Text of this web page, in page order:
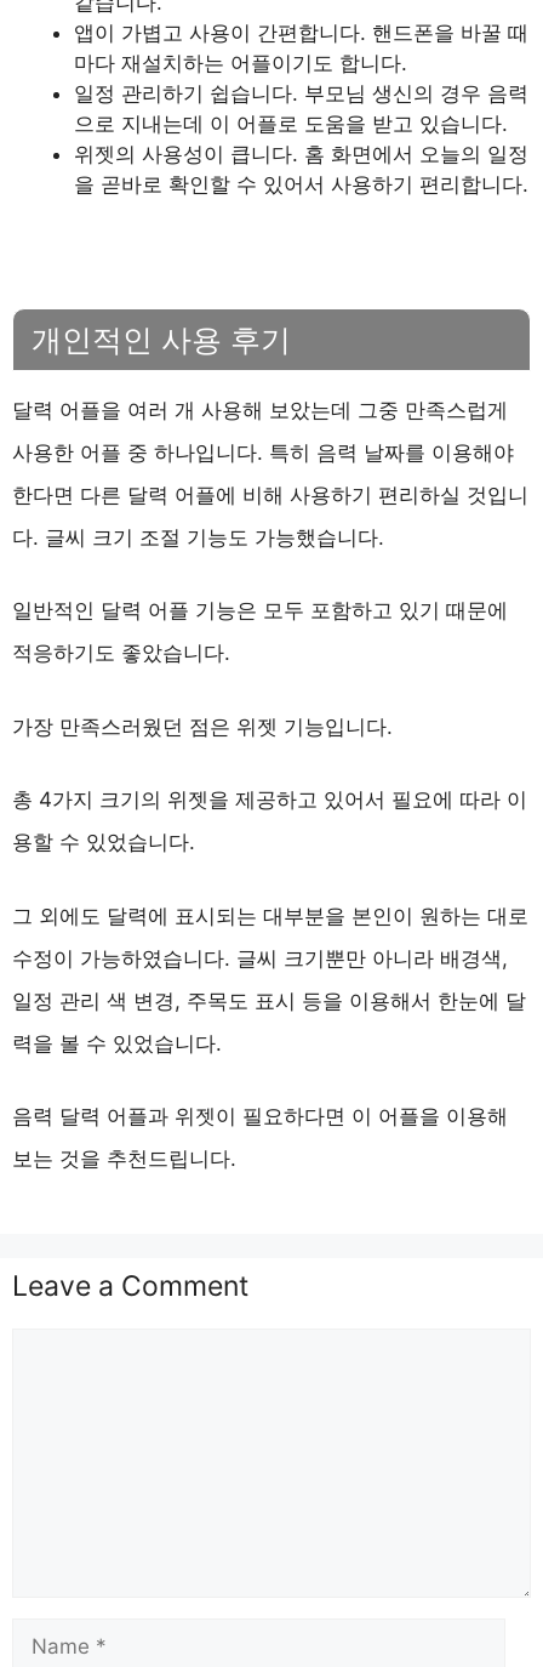
앱이 가볍고 사용이 간편합니다. 핸드폰을 바꿀 때
마다 재설치하는 어플이기도 합니다.
일정 관리하기 쉽습니다. 부모님 생신의 경우 음력
으로 지내는데 이 어플로 도움을 받고 있습니다.
위젯의 사용성이 큽니다. 홈 화면에서 오늘의 일정
을 곧바로 확인할 수 있어서 사용하기 편리합니다.
개인적인 사용 후기
달력 어플을 여러 개 사용해 보았는데 그중 만족스럽게
사용한 어플 중 하나입니다. 특히 음력 날짜를 이용해야
한다면 다른 달력 어플에 비해 사용하기 편리하실 것입니
다. 글씨 크기 조절 기능도 가능했습니다.
일반적인 달력 어플 기능은 모두 포함하고 있기 때문에
적응하기도 좋았습니다.
가장 만족스러웠던 점은 위젯 기능입니다.
총 4가지 크기의 위젯을 제공하고 있어서 필요에 따라 이
용할 수 있었습니다.
그 외에도 달력에 표시되는 대부분을 본인이 원하는 대로
수정이 가능하였습니다. 글씨 크기뿐만 아니라 배경색,
일정 관리 색 변경, 주목도 표시 등을 이용해서 한눈에 달
력을 볼 수 있었습니다.
음력 달력 어플과 위젯이 필요하다면 이 어플을 이용해
보는 것을 추천드립니다.
Leave a Comment
Name